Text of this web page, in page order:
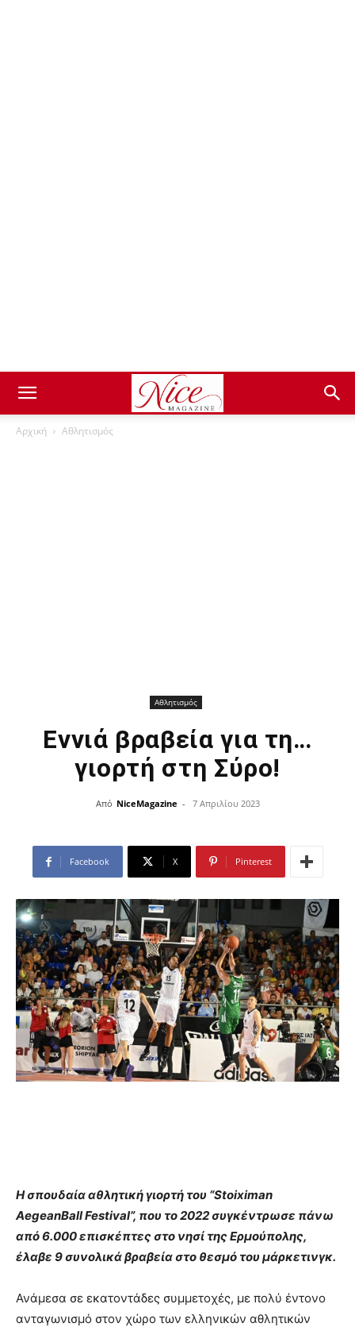
Αρχική Αθλητισμός
Αθλητισμός
Εννιά βραβεία για τη…
γιορτή στη Σύρο!
Από NiceMagazine - 7 Απριλίου 2023
Facebook X Pinterest
Η σπουδαία αθλητική γιορτή του “Stoiximan
AegeanBall Festival”, που το 2022 συγκέντρωσε πάνω
από 6.000 επισκέπτες στο νησί της Ερμούπολης,
έλαβε 9 συνολικά βραβεία στο θεσμό του μάρκετινγκ.
Ανάμεσα σε εκατοντάδες συμμετοχές, με πολύ έντονο
ανταγωνισμό στον χώρο των ελληνικών αθλητικών